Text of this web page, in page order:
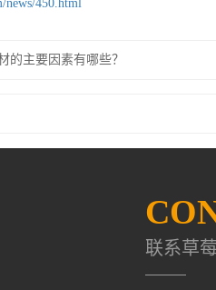
news/450.html
的主要因素有哪些？
联系草